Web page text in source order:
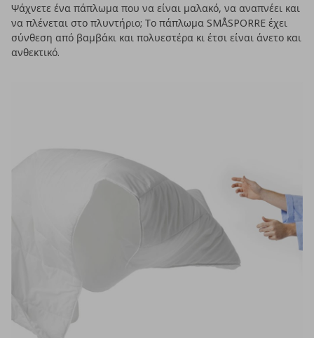
Ψάχνετε ένα πάπλωμα που να είναι μαλακό, να αναπνέει και
να πλένεται στο πλυντήριο; Το πάπλωμα SMÅSPORRE έχει
σύνθεση από βαμβάκι και πολυεστέρα κι έτσι είναι άνετο και
ανθεκτικό.